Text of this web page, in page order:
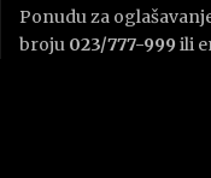
Ponudu za
broju 023/777-999 ili